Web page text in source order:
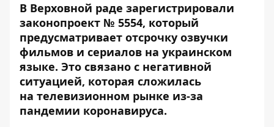
В Верховной раде зарегистрировали
законопроект № 5554, который
предусматривает отсрочку озвучки
фильмов и сериалов на украинском
языке. Это связано с негативной
ситуацией, которая сложилась
на телевизионном рынке из-за
пандемии коронавируса.